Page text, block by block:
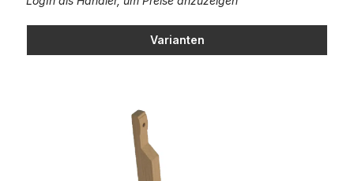
Varianten